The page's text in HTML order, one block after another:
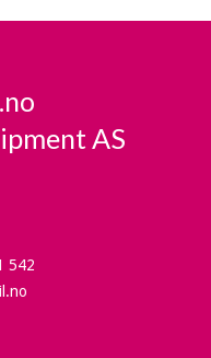
AS
542